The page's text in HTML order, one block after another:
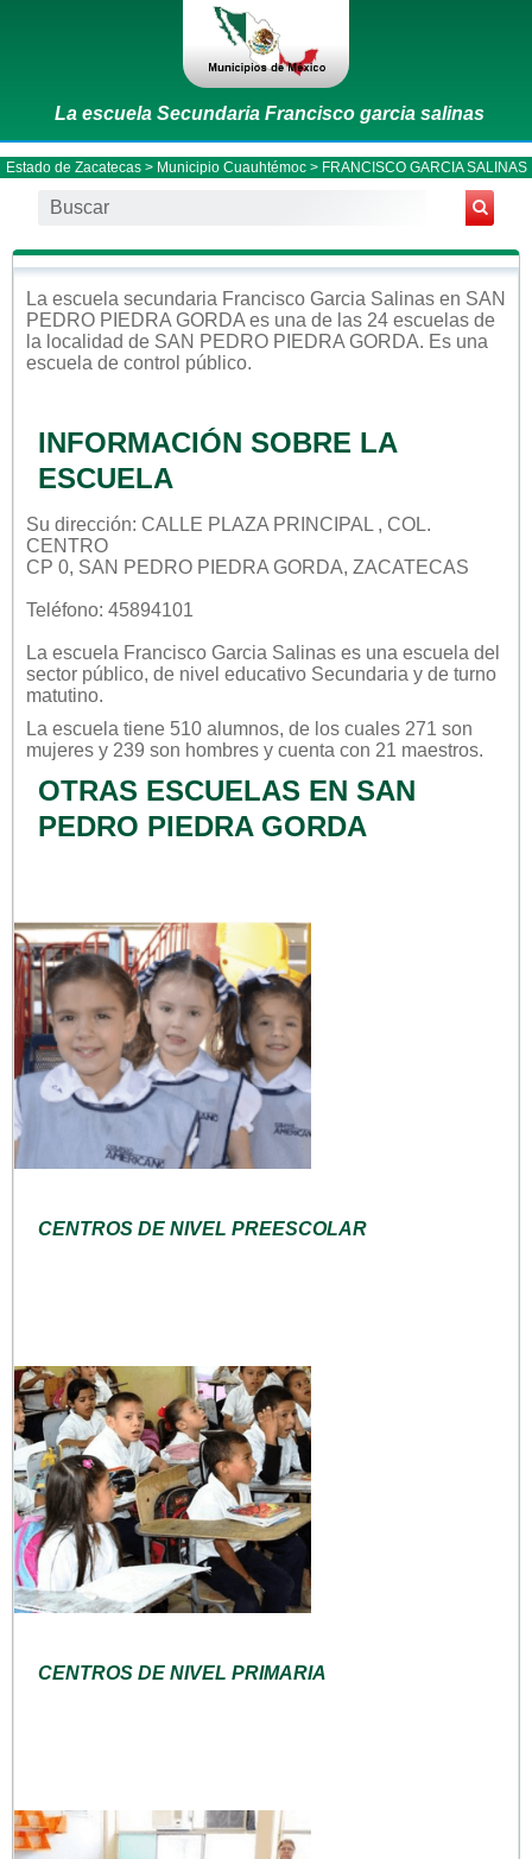
La escuela Secundaria Francisco garcia salinas
Estado de Zacatecas> Municipio Cuauhtémoc> FRANCISCO GARCIA SALINAS
La escuela secundaria Francisco Garcia Salinas en SAN
PEDRO PIEDRA GORDA es una de las 24 escuelas de
la localidad de SAN PEDRO PIEDRA GORDA. Es una
escuela de control público.
INFORMACIÓN SOBRE LA
ESCUELA
Su dirección: CALLE PLAZA PRINCIPAL , COL.
CENTRO
CP 0, SAN PEDRO PIEDRA GORDA, ZACATECAS
Teléfono: 45894101
La escuela Francisco Garcia Salinas es una escuela del
sector público, de nivel educativo Secundaria y de turno
matutino.
La escuela tiene 510 alumnos, de los cuales 271 son
mujeres y 239 son hombres y cuenta con 21 maestros.
OTRAS ESCUELAS EN SAN
PEDRO PIEDRA GORDA
CENTROS DE NIVEL PREESCOLAR
CENTROS DE NIVEL PRIMARIA